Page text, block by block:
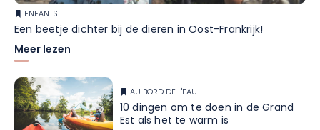
ENFANTS
Een beetje dichter bij de dieren in Oost-Frankrijk!
Meer lezen
AU BORD DE L'EAU
10 dingen om te doen in de Grand
Est als het te warm is